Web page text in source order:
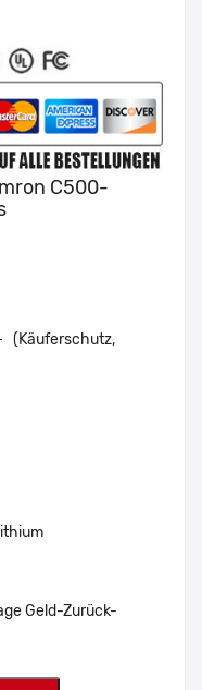
C500-
(Käuferschutz,
Geld-Zurück-